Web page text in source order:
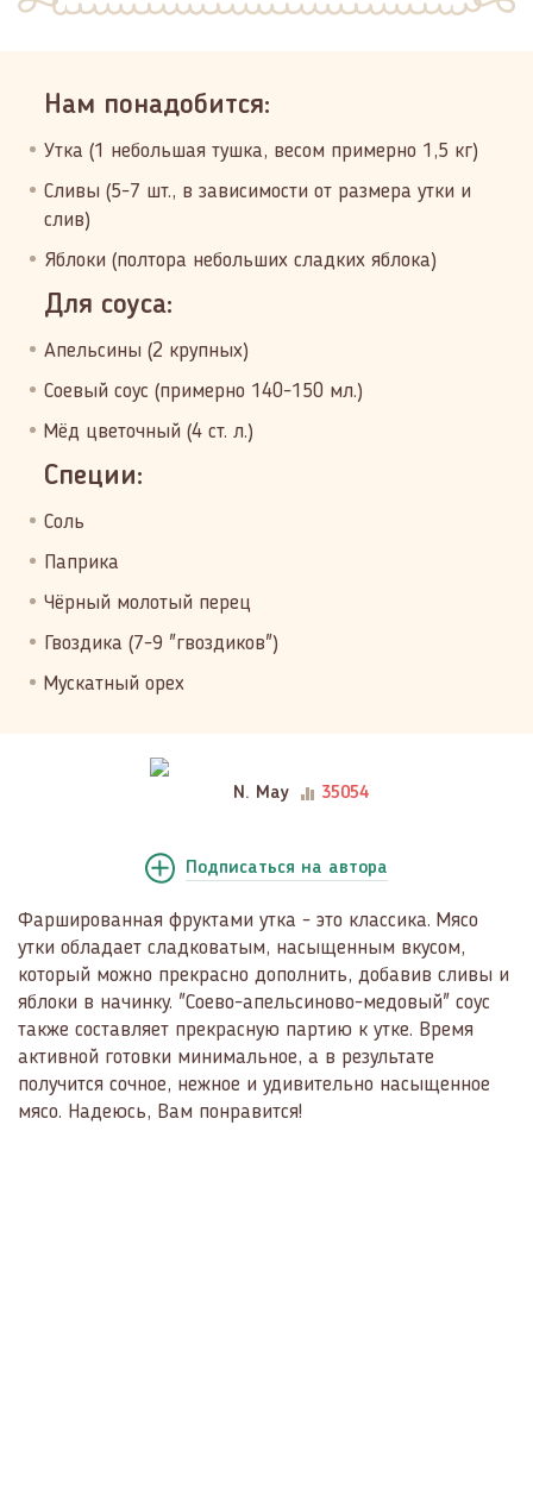
Нам понадобится:
Утка (1 небольшая тушка, весом примерно 1,5 кг)
Сливы (5-7 шт., в зависимости от размера утки и
слив)
Яблоки (полтора небольших сладких яблока)
Для соуса:
Апельсины (2 крупных)
Соевый соус (примерно 140-150 мл.)
Мёд цветочный (4 ст. л.)
Специи:
Соль
Паприка
Чёрный молотый перец
Гвоздика (7-9 "гвоздиков")
Мускатный орех
N. May 35054
Подписаться на автора
Фаршированная фруктами утка - это классика. Мясо
утки обладает сладковатым, насыщенным вкусом,
который можно прекрасно дополнить, добавив сливы и
яблоки в начинку. "Соево-апельсиново-медовый" соус
также составляет прекрасную партию к утке. Время
активной готовки минимальное, а в результате
получится сочное, нежное и удивительно насыщенное
мясо. Надеюсь, Вам понравится!